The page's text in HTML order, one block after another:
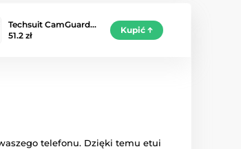
Techsuit CamGuard…
51.2 zł
Kupić
telefonu. Dzięki temu etui